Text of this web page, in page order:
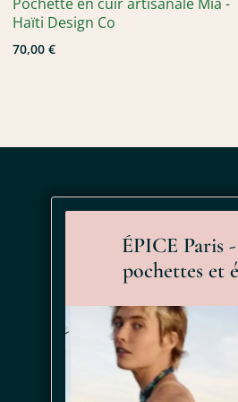
pour vos journées de travail, vos
UNIVERS ÉPICE PARIS :
couleurs. Les créateurs de la
inspirés des voyages, des marchés
et des paysages naturels.
style ÉPICE Paris : contrastes
graphisme contemporain.
Comme pour les autres pochettes
Haïti Design Co
70,00 €
ÉPICE Paris -
pochettes et